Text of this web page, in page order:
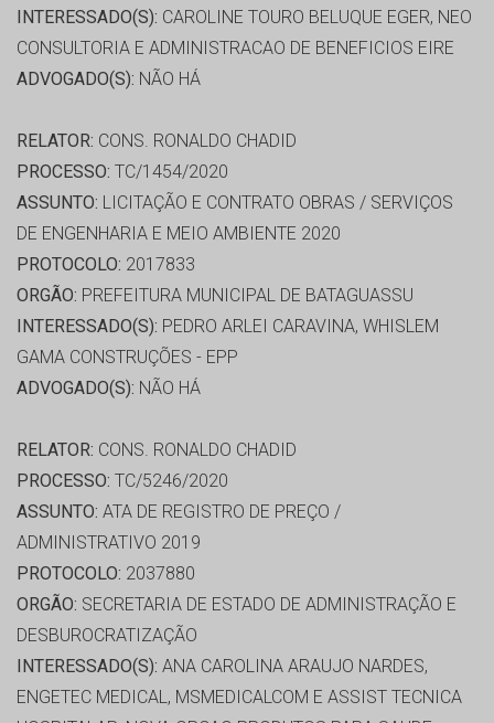
INTERESSADO(S): CAROLINE TOURO BELUQUE EGER, NEO
CONSULTORIA E ADMINISTRACAO DE BENEFICIOS EIRE
ADVOGADO(S): NÃO HÁ
RELATOR: CONS. RONALDO CHADID
PROCESSO: TC/1454/2020
ASSUNTO: LICITAÇÃO E CONTRATO OBRAS / SERVIÇOS
DE ENGENHARIA E MEIO AMBIENTE 2020
PROTOCOLO: 2017833
ORGÃO: PREFEITURA MUNICIPAL DE BATAGUASSU
INTERESSADO(S): PEDRO ARLEI CARAVINA, WHISLEM
GAMA CONSTRUÇÕES - EPP
ADVOGADO(S): NÃO HÁ
RELATOR: CONS. RONALDO CHADID
PROCESSO: TC/5246/2020
ASSUNTO: ATA DE REGISTRO DE PREÇO /
ADMINISTRATIVO 2019
PROTOCOLO: 2037880
ORGÃO: SECRETARIA DE ESTADO DE ADMINISTRAÇÃO E
DESBUROCRATIZAÇÃO
INTERESSADO(S): ANA CAROLINA ARAUJO NARDES,
ENGETEC MEDICAL, MSMEDICALCOM E ASSIST TECNICA